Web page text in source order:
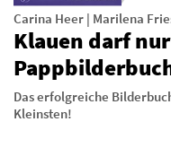
Carina Heer | Marilena
Klauen darf
Das erfolgreiche
Kleinsten!